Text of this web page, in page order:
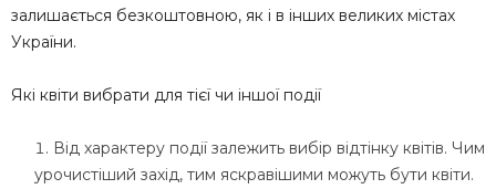
залишається безкоштовною, як і в інших великих містах
України.
Які квіти вибрати для тієї чи іншої події
Від характеру події залежить вибір відтінку квітів. Чим
урочистіший захід, тим яскравішими можуть бути квіти.